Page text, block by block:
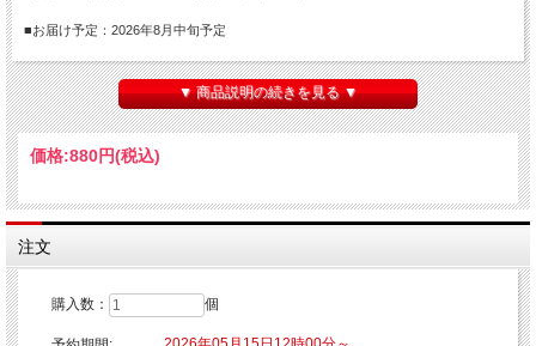
■お届け予定：2026年8月中旬予定
【ご注意】
※こちらの商品はクレジットカード決済のみご利用可能となります。
※こちらの商品はご注文時にクレジットカード決済承認（課金）を行います。予め
ご了承ください。
※他の商品を一緒にご購入した場合もご注文時にカード決済承認（課金）を行いま
す。
い。
※他商品と一緒に購入した場合、予約商品と一緒に発送となります。
発売元：株式会社ディー・エル・イー
©TYPE-MOON / FGO PROJECT
▼ 商品説明の続きを見る ▼
価格:880円(税込)
注文
購入数： 個